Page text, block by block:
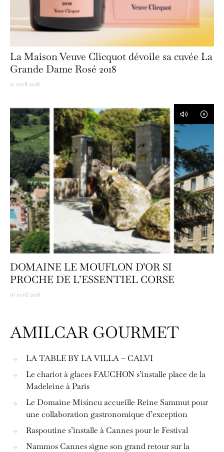
La Maison Veuve Clicquot dévoile sa cuvée La
Grande Dame Rosé 2018
21 avril 2026
DOMAINE LE MOUFLON D’OR SI
PROCHE DE L’ESSENTIEL CORSE
16 avril 2026
AMILCAR GOURMET
LA TABLE BY LA VILLA – CALVI
Le chariot à glaces FAUCHON s’installe place de la
Madeleine à Paris
Le Domaine Misíncu accueille Reine Sammut pour
une collaboration gastronomique d’exception
Raspoutine s’installe à Cannes pour le Festival
Nammos Cannes signe son grand retour sur la